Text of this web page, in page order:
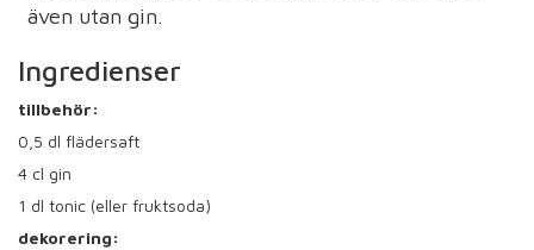
även utan gin.
Ingredienser
tillbehör:
0,5 dl flädersaft
4 cl gin
1 dl tonic (eller fruktsoda)
dekorering: